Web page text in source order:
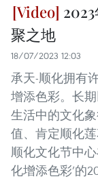
聚之地
18/07/2023 12:03
承天-顺化拥有
增添色彩。长
生活中的文化
值、肯定顺化
顺化文化节中
化增添色彩’的